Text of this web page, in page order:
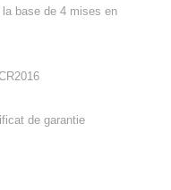
base de 4 mises en
de garantie